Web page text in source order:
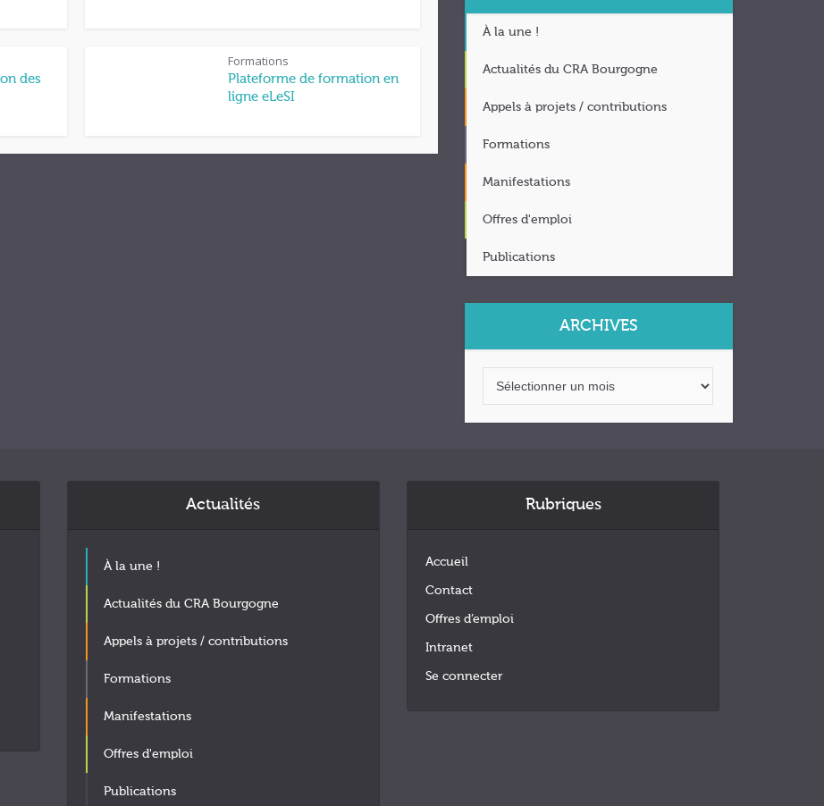
des
Formations
Plateforme de formation en
ligne eLeSI
À la une !
Actualités du CRA Bourgogne
Appels à projets / contributions
Formations
Manifestations
Offres d'emploi
Publications
ARCHIVES
Actualités
À la une !
Actualités du CRA Bourgogne
Appels à projets / contributions
Formations
Manifestations
Offres d'emploi
Publications
Rubriques
Accueil
Contact
Offres d’emploi
Intranet
Se connecter